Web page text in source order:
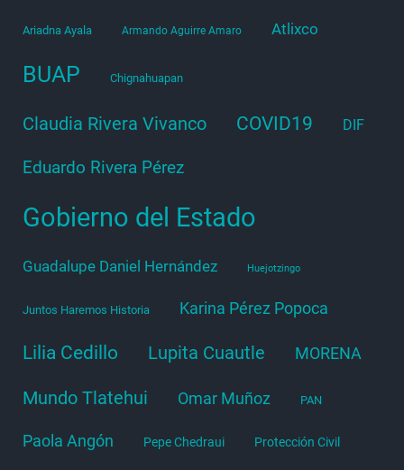
Ariadna Ayala Armando Aguirre Amaro Atlixco
BUAP Chignahuapan
Claudia Rivera Vivanco COVID19 DIF
Eduardo Rivera Pérez
Gobierno del Estado
Guadalupe Daniel Hernández Huejotzingo
Juntos Haremos Historia Karina Pérez Popoca
Lilia Cedillo Lupita Cuautle MORENA
Mundo Tlatehui Omar Muñoz PAN
Paola Angón Pepe Chedraui Protección Civil